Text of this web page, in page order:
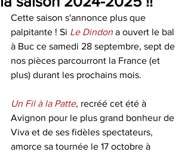
Cette saison s'annonce plus que
palpitante ! Si Le Dindon a ouvert le bal
à Buc ce samedi 28 septembre, sept de
nos pièces parcourront la France (et
plus) durant les prochains mois.
Un Fil à la Patte, recréé cet été à
Avignon pour le plus grand bonheur de
Viva et de ses fidèles spectateurs,
amorce sa tournée le 17 octobre à